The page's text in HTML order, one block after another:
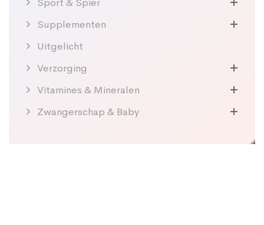
Supplementen
Uitgelicht
Verzorging
Vitamines & Mineralen
Zwangerschap & Baby